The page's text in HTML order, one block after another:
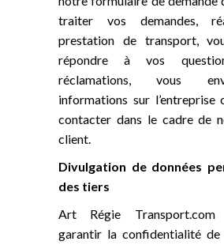
traiter vos demandes,
prestation de transport,
répondre à vos
réclamations, vous
informations sur l’entreprise
contacter dans le cadre de
client.
Divulgation de données
des tiers
Art Régie Transport.com
garantir la confidentialité de